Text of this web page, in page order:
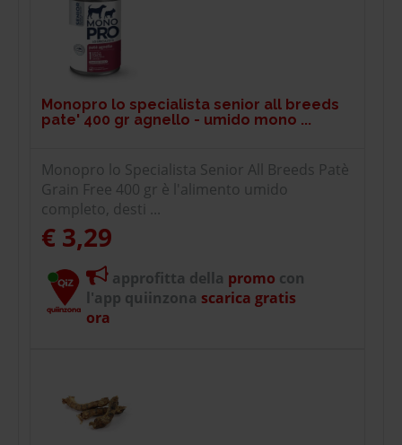
Monopro lo specialista senior all breeds
pate' 400 gr agnello - umido mono ...
Monopro lo Specialista Senior All Breeds Patè
Grain Free 400 gr è l'alimento umido
completo, desti ...
€ 3,29
approfitta della promo con
l'app quiinzona scarica gratis
ora